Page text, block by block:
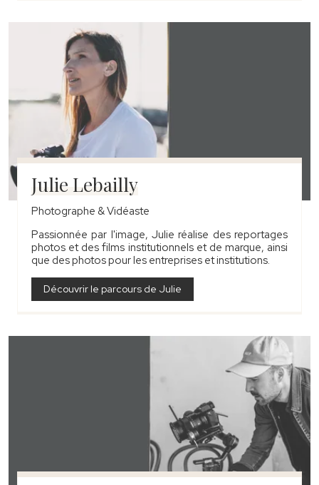
Julie Lebailly
Photographe & Vidéaste
Passionnée par l'image, Julie réalise des reportages
photos et des films institutionnels et de marque, ainsi
que des photos pour les entreprises et institutions.
Découvrir le parcours de Julie